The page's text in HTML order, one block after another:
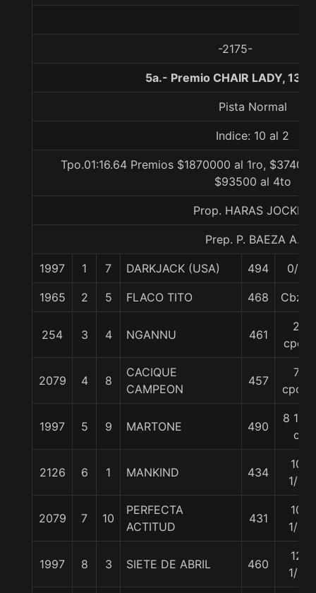
-2175-
5a.- Premio CHAIR LADY,
Pista Normal
Indice: 10 al 2
Tpo.01:16.64 Premios $1870000 al 1ro,
$93500 al 4to
Prop. HARAS JOCKEY
Prep. P. BAEZA A.
1997 1 7 DARKJACK (USA) 494 0/0
1965 2 5 FLACO TITO 468 Cbza.
254 3 4 NGANNU 461
2
cpos
2079 4 8
CACIQUE
CAMPEON
457
7
cpos.
1997 5 9 MARTONE 490
8 1/4
c
2126 6 1 MANKIND 434
10
1/4
2079 7 10
PERFECTA
ACTITUD
431
10
1/4
1997 8 3 SIETE DE ABRIL 460
12
1/2